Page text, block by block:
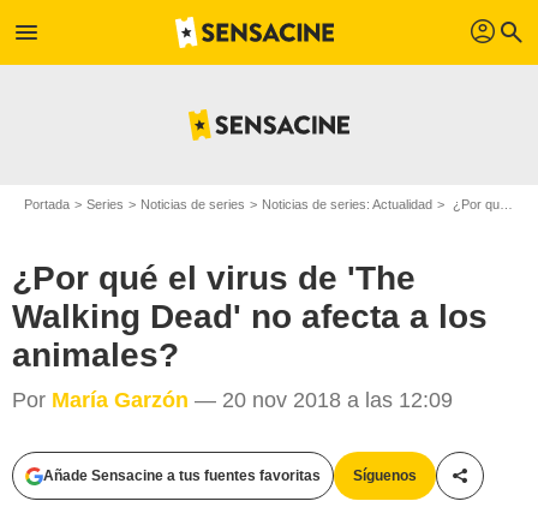
menu profil search
Portada Series Noticias de series Noticias de series: Actualidad ¿Por qué el virus de 'The Walking Dead' no afecta a los animales?
¿Por qué el virus de 'The
Walking Dead' no afecta a los
animales?
Por María Garzón — 20 nov 2018 a las 12:09
Añade Sensacine a tus fuentes favoritas Síguenos